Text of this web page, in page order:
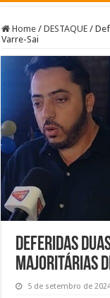
Home / DESTAQUE /
Varre-Sai
Deferidas
majoritárias
5 de setembro de